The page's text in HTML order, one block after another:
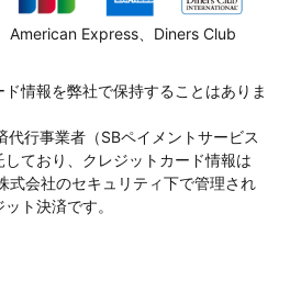
American Express、Diners Club
情報を弊社で保持することはありま
代行事業者（SBペイメントサービス
ており、クレジットカード情報は
式会社のセキュリティ下で管理され
ト決済です。